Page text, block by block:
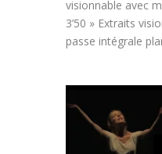
visionnable avec
3’50 » Extraits
passe intégrale